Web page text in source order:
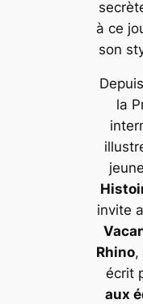
à ce
son
la
invite
Rhino,
écrit
aux